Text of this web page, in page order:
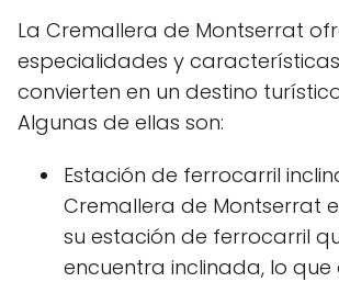
La Cremallera de Montserrat
especialidades y
convierten en un destino
Algunas de ellas son:
Estación de ferrocarril
Cremallera de Montserrat
su estación de ferrocarril
encuentra inclinada, lo que